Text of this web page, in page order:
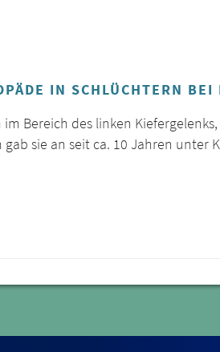
IN SCHLÜCHTERN BEI
Bereich des linken
sie an seit ca. 10 Jahren unter